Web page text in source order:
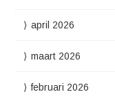
april 2026
maart 2026
februari 2026